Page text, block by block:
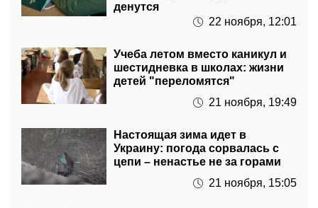
Учеба летом вместо каникул и
детей "переломятся"
21 ноября, 19:49
Настоящая зима идет в
цепи – ненастье не за горами
21 ноября, 15:05
Сотни грн за куб воды: тарифы